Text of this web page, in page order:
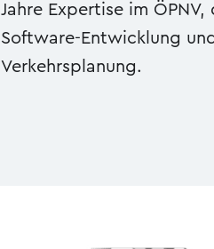
Jahre Expertise im ÖPNV,
Software-Entwicklung und
Verkehrsplanung.